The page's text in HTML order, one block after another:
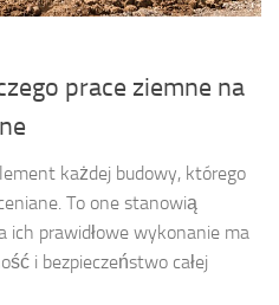
prace ziemne na
każdej budowy, którego
To one stanowią
ich prawidłowe wykonanie ma
i bezpieczeństwo całej